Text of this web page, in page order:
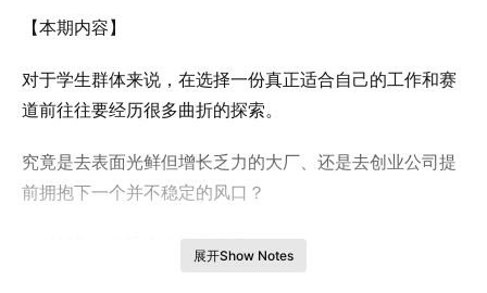
【本期内容】
对于学生群体来说，在选择一份真正适合自己的工作和赛
道前往往要经历很多曲折的探索。
究竟是去表面光鲜但增长乏力的大厂、还是去创业公司提
前拥抱下一个并不稳定的风口？
如何找到一份适合自己的实习？
展开Show Notes